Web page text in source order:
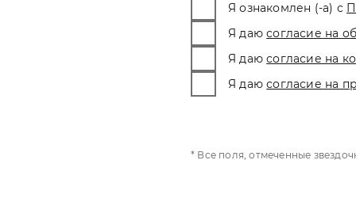
Я ознакомлен (-а) с
Я даю согласие на
Я даю согласие на
Я даю согласие на
* Все поля, отмеченные